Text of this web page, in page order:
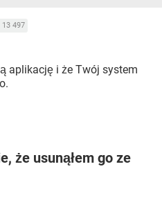
13 497
aplikację i że Twój system
że usunąłem go ze